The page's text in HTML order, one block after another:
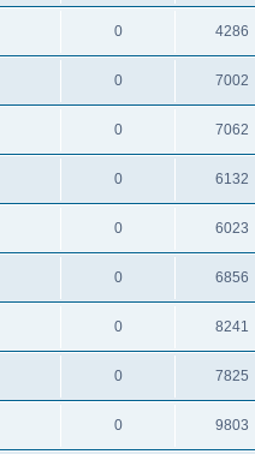
0 4286
0 7002
0 7062
0 6132
0 6023
0 6856
0 8241
0 7825
0 9803